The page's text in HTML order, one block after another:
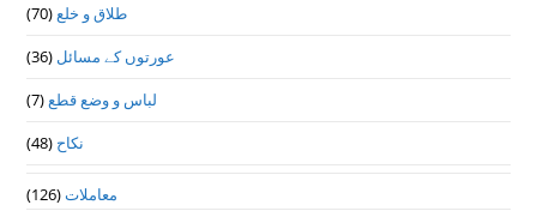
طلاق و خلع(70)
عورتوں کے مسائل (36)
لباس و وضع قطع(7)
نکاح (48)
معاملات(126)